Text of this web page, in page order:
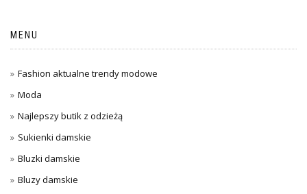
MENU
Fashion aktualne trendy modowe
Moda
Najlepszy butik z odzieżą
Sukienki damskie
Bluzki damskie
Bluzy damskie